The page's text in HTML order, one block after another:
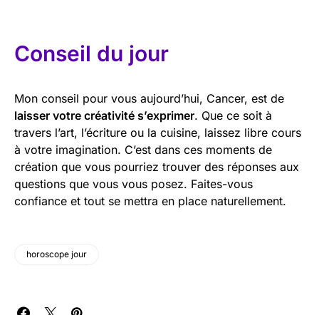
Conseil du jour
Mon conseil pour vous aujourd’hui, Cancer, est de
laisser votre créativité s’exprimer. Que ce soit à
travers l’art, l’écriture ou la cuisine, laissez libre cours
à votre imagination. C’est dans ces moments de
création que vous pourriez trouver des réponses aux
questions que vous vous posez. Faites-vous
confiance et tout se mettra en place naturellement.
horoscope jour